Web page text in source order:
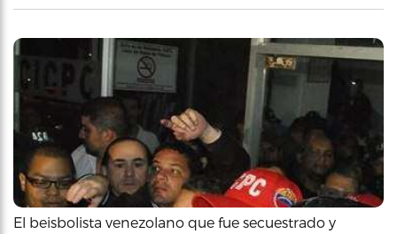
El beisbolista venezolano que fue secuestrado y